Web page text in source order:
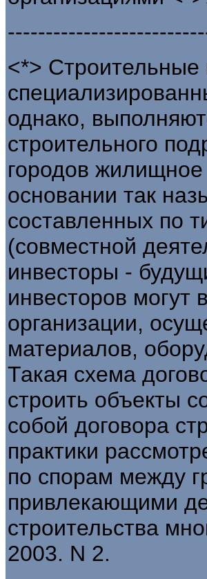
<*>
однако,
строительного
городов жилищное
основании так
составленных по
(совместной
инвесторы -
инвесторов могут
организации,
материалов,
Такая схема
строить объекты
собой договора
практики
по спорам между
привлекающими
строительства
2003. N 2.